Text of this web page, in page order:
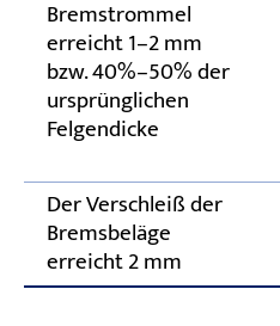
Bremstrommel
erreicht 1–2 mm
bzw. 40%–50% der
ursprünglichen
Felgendicke
Der Verschleiß der
Bremsbeläge
erreicht 2 mm